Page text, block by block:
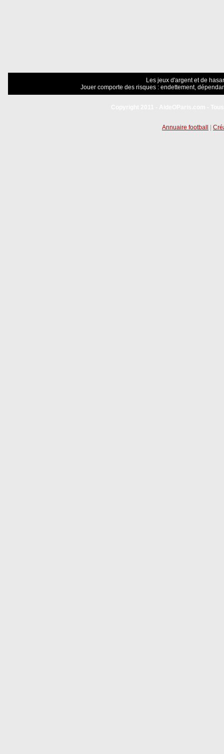
Les jeux d'argent et de
Jouer comporte des risques : endettement,
Annuaire football